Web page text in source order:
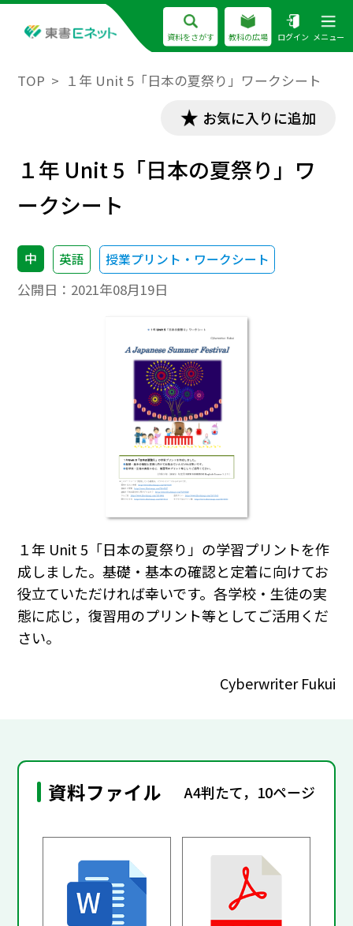
資料をさがす 教科の広場 ログイン メニュー
TOP １年 Unit 5「日本の夏祭り」ワークシート
お気に入りに追加
１年 Unit 5「日本の夏祭り」ワ
ークシート
中 英語 授業プリント・ワークシート
公開日： 2021年08月19日
１年 Unit 5「日本の夏祭り」の学習プリントを作
成しました。基礎・基本の確認と定着に向けてお
役立ていただければ幸いです。各学校・生徒の実
態に応じ，復習用のプリント等としてご活用くだ
さい。
Cyberwriter Fukui
資料ファイル A4判たて，10ページ